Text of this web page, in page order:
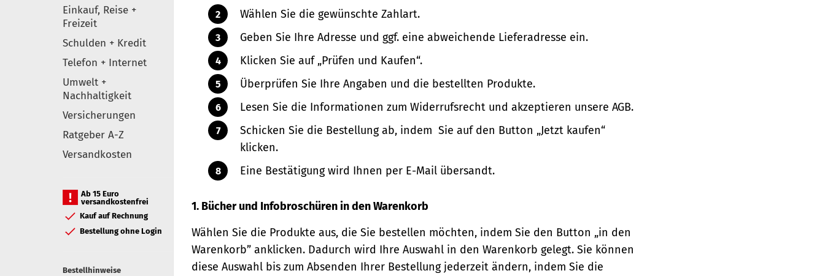
Einkauf, Reise +
Freizeit
Schulden + Kredit
Telefon + Internet
Umwelt +
Nachhaltigkeit
Versicherungen
Ratgeber A-Z
Versandkosten
Ab 15 Euro
versandkostenfrei
Kauf auf Rechnung
Bestellung ohne Login
Bestellhinweise
Wählen Sie die gewünschte Zahlart.
Geben Sie Ihre Adresse und ggf. eine abweichende Lieferadresse ein.
Klicken Sie auf „Prüfen und Kaufen“.
Überprüfen Sie Ihre Angaben und die bestellten Produkte.
Lesen Sie die Informationen zum Widerrufsrecht und akzeptieren unsere AGB.
Schicken Sie die Bestellung ab, indem Sie auf den Button „Jetzt kaufen“
klicken.
Eine Bestätigung wird Ihnen per E-Mail übersandt.
1. Bücher und Infobroschüren in den Warenkorb
Wählen Sie die Produkte aus, die Sie bestellen möchten, indem Sie den Button „in den
Warenkorb” anklicken. Dadurch wird Ihre Auswahl in den Warenkorb gelegt. Sie können
diese Auswahl bis zum Absenden Ihrer Bestellung jederzeit ändern, indem Sie die